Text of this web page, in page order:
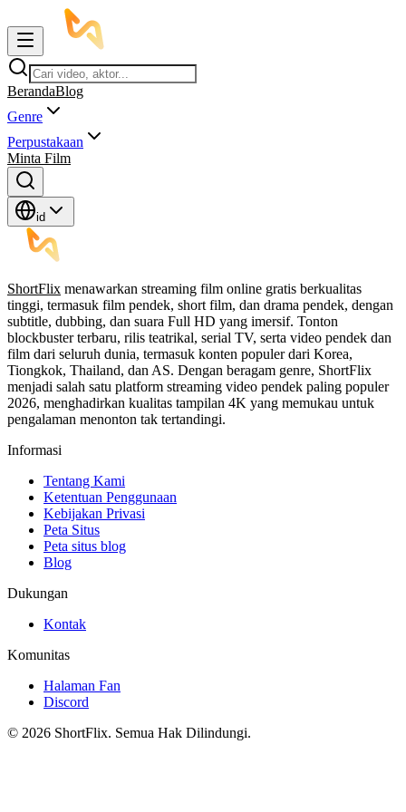
BerandaBlog
Genre
Perpustakaan
Minta Film
id
ShortFlix menawarkan streaming film online gratis berkualitas
tinggi, termasuk film pendek, short film, dan drama pendek, dengan
subtitle, dubbing, dan suara Full HD yang imersif. Tonton
blockbuster terbaru, rilis teatrikal, serial TV, serta video pendek dan
film dari seluruh dunia, termasuk konten populer dari Korea,
Tiongkok, Thailand, dan AS. Dengan beragam genre, ShortFlix
menjadi salah satu platform streaming video pendek paling populer
2026, menghadirkan kualitas tampilan 4K yang memukau untuk
pengalaman menonton tak tertandingi.
Informasi
Tentang Kami
Ketentuan Penggunaan
Kebijakan Privasi
Peta Situs
Peta situs blog
Blog
Dukungan
Kontak
Komunitas
Halaman Fan
Discord
© 2026 ShortFlix. Semua Hak Dilindungi.